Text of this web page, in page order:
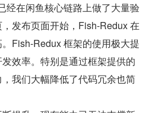
经在闲鱼核心链路上做了大量验
发布页面开始，Fish-Redux 在
Fish-Redux 框架的使用极大提
效率。特别是通过框架提供的
我们大幅降低了代码冗余也简